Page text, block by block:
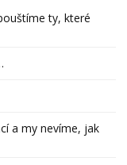
ty, které
a my nevíme, jak